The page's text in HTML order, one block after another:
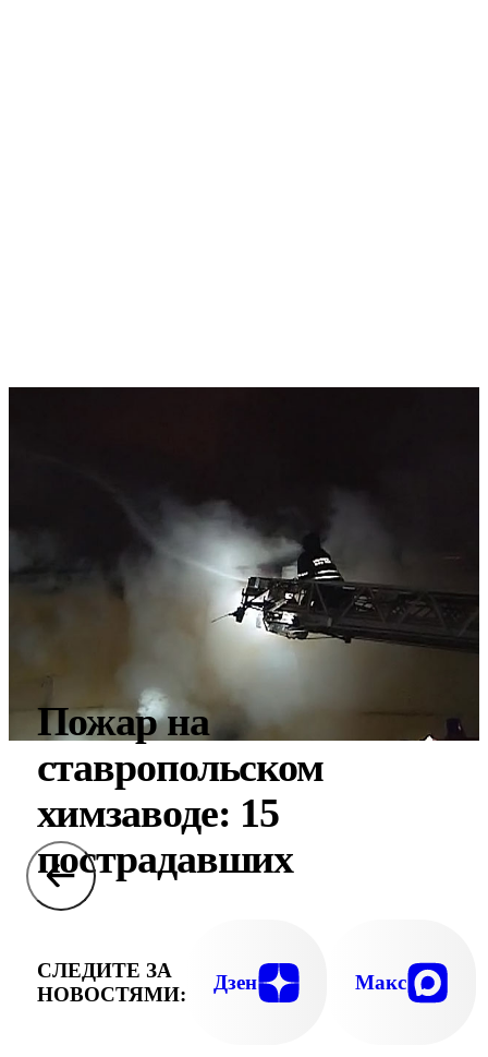
Пожар на
ставропольском
химзаводе: 15
пострадавших
СЛЕДИТЕ ЗА
НОВОСТЯМИ:
Дзен Макс